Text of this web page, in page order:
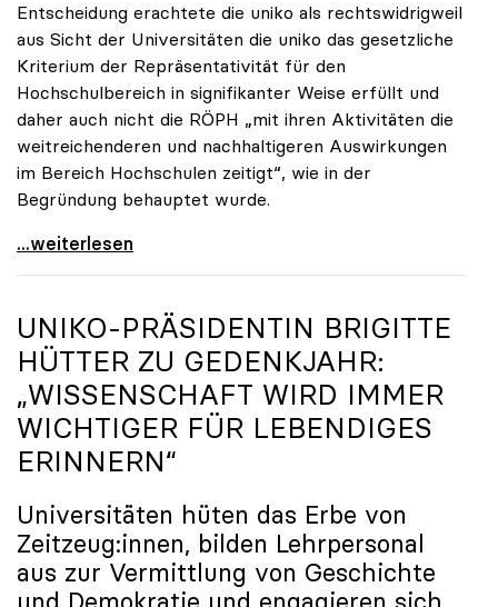
Entscheidung erachtete die uniko als rechtswidrigweil
aus Sicht der Universitäten die uniko das gesetzliche
Kriterium der Repräsentativität für den
Hochschulbereich in signifikanter Weise erfüllt und
daher auch nicht die RÖPH „mit ihren Aktivitäten die
weitreichenderen und nachhaltigeren Auswirkungen
im Bereich Hochschulen zeitigt“, wie in der
Begründung behauptet wurde.
ORF-Publikumsrat: Regierung entsendet nun doch
...weiterlesen
UNIKO-PRÄSIDENTIN BRIGITTE
HÜTTER ZU GEDENKJAHR:
„WISSENSCHAFT WIRD IMMER
WICHTIGER FÜR LEBENDIGES
ERINNERN“
Universitäten hüten das Erbe von
Zeitzeug:innen, bilden Lehrpersonal
aus zur Vermittlung von Geschichte